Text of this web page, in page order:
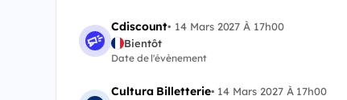
Cdiscount• 14 Mars 2027 À 17h00
Bientôt
Date de l'évènement
Cultura Billetterie• 14 Mars 2027 À 17h00